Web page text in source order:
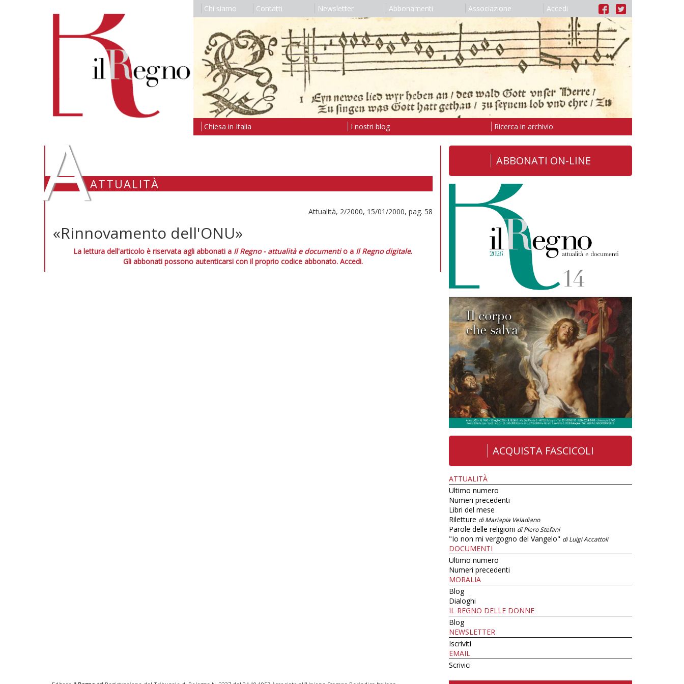
Chi siamo Contatti Newsletter Abbonamenti Associazione Accedi
Chiesa in Italia I nostri blog Ricerca in archivio
AATTUALITÀ
Attualità, 2/2000, 15/01/2000, pag. 58
«Rinnovamento dell'ONU»
La lettura dell'articolo è riservata agli abbonati a Il Regno - attualità e documentio a Il Regno digitale.
Gli abbonati possono autenticarsi con il proprio codice abbonato. Accedi.
ABBONATI ON-LINE
ACQUISTA FASCICOLI
ATTUALITÀ
Ultimo numero
Numeri precedenti
Libri del mese
Riletture di Mariapia Veladiano
Parole delle religioni di Piero Stefani
"Io non mi vergogno del Vangelo" di Luigi Accattoli
DOCUMENTI
Ultimo numero
Numeri precedenti
MORALIA
Blog
Dialoghi
IL REGNO DELLE DONNE
Blog
NEWSLETTER
Iscriviti
EMAIL
Scrivici